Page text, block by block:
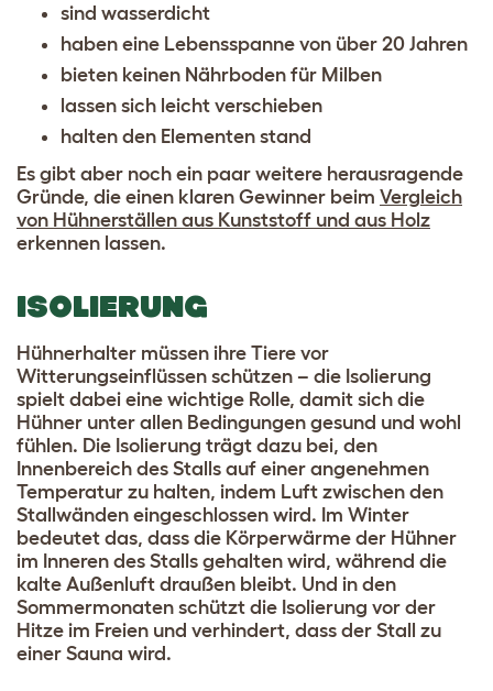
sind wasserdicht
haben eine Lebensspanne von über 20 Jahren
bieten keinen Nährboden für Milben
lassen sich leicht verschieben
halten den Elementen stand
Es gibt aber noch ein paar weitere herausragende
Gründe, die einen klaren Gewinner beim Vergleich
von Hühnerställen aus Kunststoff und aus Holz
erkennen lassen.
ISOLIERUNG
Hühnerhalter müssen ihre Tiere vor
Witterungseinflüssen schützen – die Isolierung
spielt dabei eine wichtige Rolle, damit sich die
Hühner unter allen Bedingungen gesund und wohl
fühlen. Die Isolierung trägt dazu bei, den
Innenbereich des Stalls auf einer angenehmen
Temperatur zu halten, indem Luft zwischen den
Stallwänden eingeschlossen wird. Im Winter
bedeutet das, dass die Körperwärme der Hühner
im Inneren des Stalls gehalten wird, während die
kalte Außenluft draußen bleibt. Und in den
Sommermonaten schützt die Isolierung vor der
Hitze im Freien und verhindert, dass der Stall zu
einer Sauna wird.